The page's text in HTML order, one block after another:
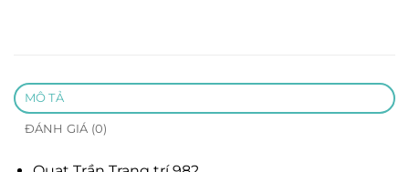
MÔ TẢ
ĐÁNH GIÁ (0)